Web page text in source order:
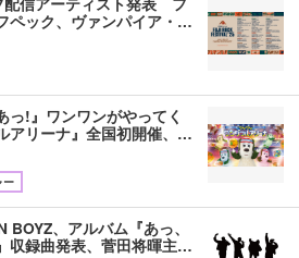
ペック、ヴァンパイア・…
っ!』ワンワンがやってく
アリーナ』全国初開催、…
ー
、アルバム『あっ、
収録曲発表、菅田将暉主…